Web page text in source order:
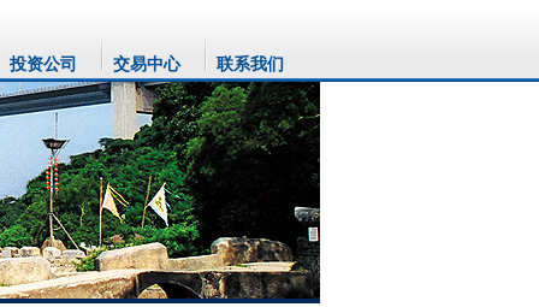
投资公司 交易中心 联系我们